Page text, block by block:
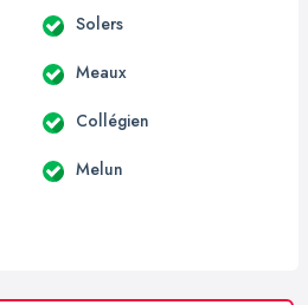
Solers
Meaux
Collégien
Melun